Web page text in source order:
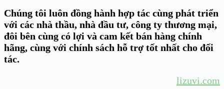
Chúng tôi luôn đồng hành hợp tác cùng phát triển
với các nhà thầu, nhà đầu tư, công ty thương mại,
đôi bên cùng có lợi và cam kết bán hàng chính
hãng, cùng với chính sách hỗ trợ tốt nhất cho đối
tác.
lizuvi.com